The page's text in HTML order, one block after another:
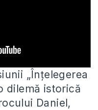
„Înțelegerea
dilemă istorică
Daniel,